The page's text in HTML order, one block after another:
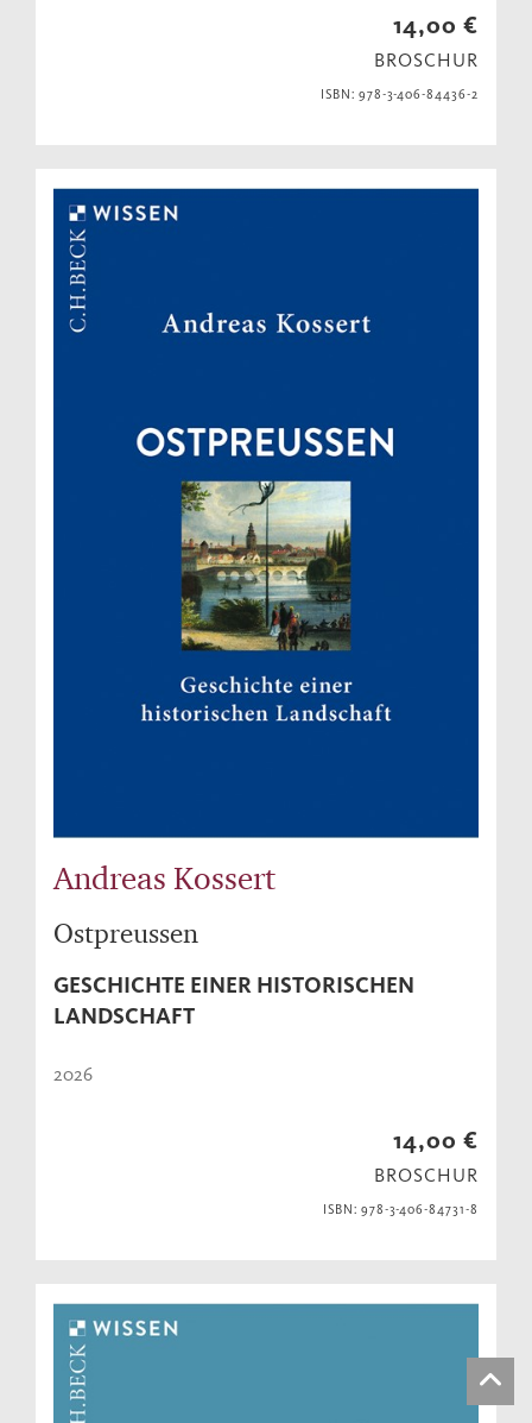
14,00 €
BROSCHUR
ISBN: 978-3-406-84436-2
Andreas Kossert
Ostpreussen
GESCHICHTE EINER HISTORISCHEN
LANDSCHAFT
2026
14,00 €
BROSCHUR
ISBN: 978-3-406-84731-8